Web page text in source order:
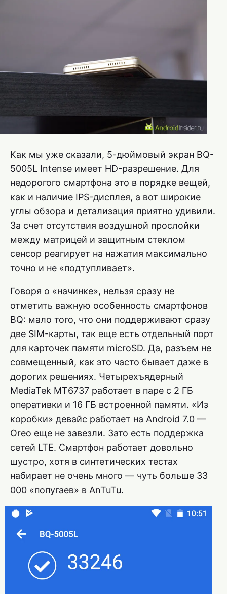
Как мы уже сказали, 5-дюймовый экран BQ-
5005L Intense имеет HD-разрешение. Для
недорогого смартфона это в порядке вещей,
как и наличие IPS-дисплея, а вот широкие
углы обзора и детализация приятно удивили.
За счет отсутствия воздушной прослойки
между матрицей и защитным стеклом
сенсор реагирует на нажатия максимально
точно и не «подтупливает».
Говоря о «начинке», нельзя сразу не
отметить важную особенность смартфонов
BQ: мало того, что они поддерживают сразу
две SIM-карты, так еще есть отдельный порт
для карточек памяти microSD. Да, разъем не
совмещенный, как это часто бывает даже в
дорогих решениях. Четырехъядерный
MediaTek MT6737 работает в паре с 2 ГБ
оперативки и 16 ГБ встроенной памяти. «Из
коробки» девайс работает на Android 7.0 —
Oreo еще не завезли. Зато есть поддержка
сетей LTE. Смартфон работает довольно
шустро, хотя в синтетических тестах
набирает не очень много — чуть больше 33
000 «попугаев» в AnTuTu.